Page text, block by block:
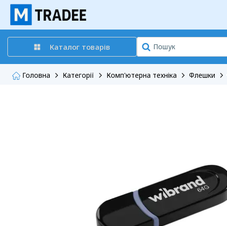
Каталог товарів
Головна Категорії Комп'ютерна техніка Флешки